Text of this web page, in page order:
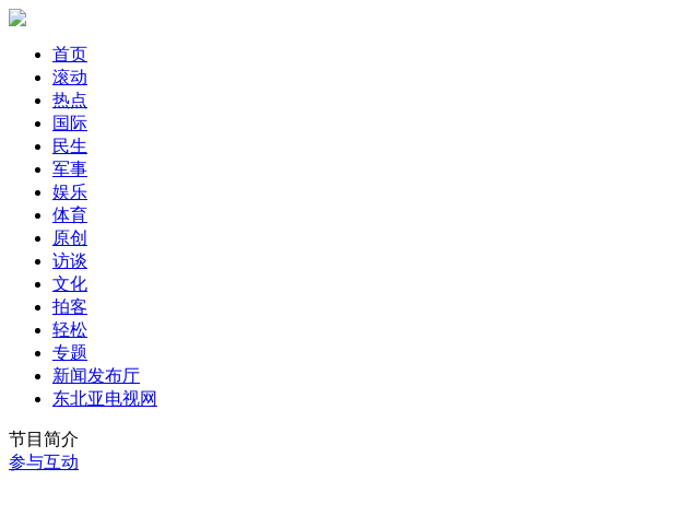
首页
滚动
热点
国际
民生
军事
娱乐
体育
原创
访谈
文化
拍客
轻松
专题
新闻发布厅
东北亚电视网
节目简介
参与互动